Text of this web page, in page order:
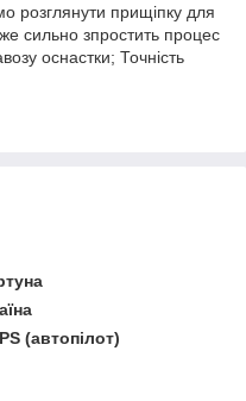
розглянути прищіпку для
сильно зпростить процес
оснастки; Точність
(автопілот)